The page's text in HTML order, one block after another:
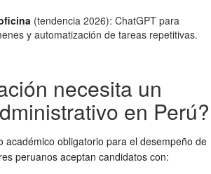
(tendencia 2026): ChatGPT para
y automatización de tareas repetitivas.
necesita un
en Perú?
académico obligatorio para el desempeño de
peruanos aceptan candidatos con: